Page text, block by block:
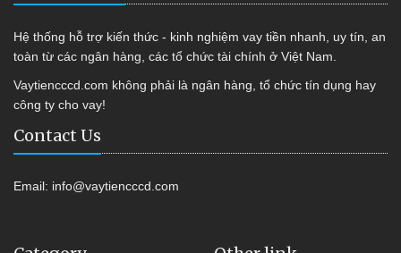
Hệ thống hỗ trợ kiến thức - kinh nghiệm vay tiền nhanh, uy tín, an
toàn từ các ngân hàng, các tổ chức tài chính ở Việt Nam.
Vaytiencccd.com không phải là ngân hàng, tổ chức tín dụng hay
công ty cho vay!
Contact Us
Email: info@vaytiencccd.com